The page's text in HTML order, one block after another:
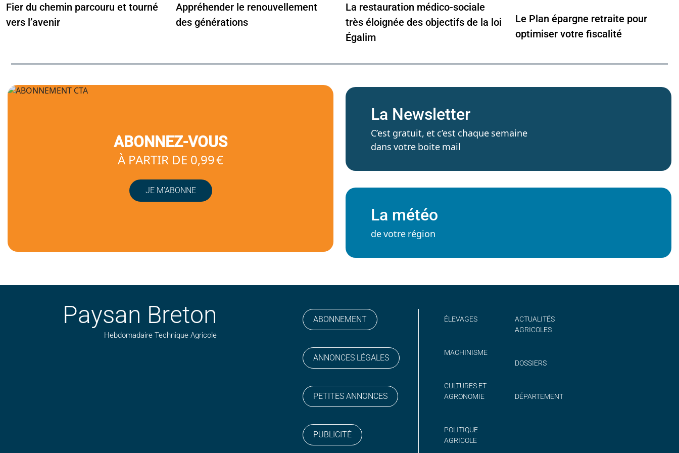
Fier du chemin parcouru et tourné
vers l’avenir
Appréhender le renouvellement
des générations
La restauration médico-sociale
très éloignée des objectifs de la loi
Égalim
Le Plan épargne retraite pour
optimiser votre fiscalité
ABONNEZ-VOUS
À PARTIR DE 0,99 €
JE M’ABONNE
La Newsletter
C’est gratuit, et c’est chaque semaine
dans votre boite mail
La météo
de votre région
Paysan Breton
Hebdomadaire Technique Agricole
ABONNEMENT
ANNONCES LÉGALES
PETITES ANNONCES
PUBLICITÉ
ÉLEVAGES
MACHINISME
CULTURES ET
AGRONOMIE
POLITIQUE
AGRICOLE
ACTUALITÉS
AGRICOLES
DOSSIERS
DÉPARTEMENT